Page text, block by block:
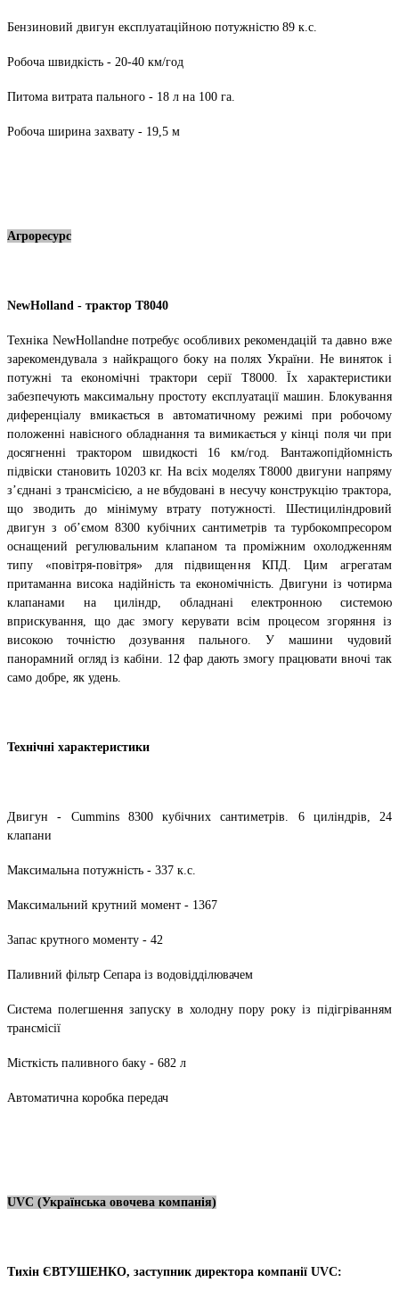
Бензиновий двигун експлуатаційною потужністю 89 к.с.
Робоча швидкість - 20-40 км/год
Питома витрата пального - 18 л на 100 га.
Робоча ширина захвату - 19,5 м
Агроресурс
NewHolland - трактор T8040
Техніка NewHollandне потребує особливих рекомендацій та давно вже
зарекомендувала з найкращого боку на полях України. Не виняток і
потужні та економічні трактори серії Т8000. Їх характеристики
забезпечують максимальну простоту експлуатації машин. Блокування
диференціалу вмикається в автоматичному режимі при робочому
положенні навісного обладнання та вимикається у кінці поля чи при
досягненні трактором швидкості 16 км/год. Вантажопідйомність
підвіски становить 10203 кг. На всіх моделях Т8000 двигуни напряму
з’єднані з трансмісією, а не вбудовані в несучу конструкцію трактора,
що зводить до мінімуму втрату потужності. Шестициліндровий
двигун з об’ємом 8300 кубічних сантиметрів та турбокомпресором
оснащений регулювальним клапаном та проміжним охолодженням
типу «повітря-повітря» для підвищення КПД. Цим агрегатам
притаманна висока надійність та економічність. Двигуни із чотирма
клапанами на циліндр, обладнані електронною системою
вприскування, що дає змогу керувати всім процесом згоряння із
високою точністю дозування пального. У машини чудовий
панорамний огляд із кабіни. 12 фар дають змогу працювати вночі так
само добре, як удень.
Технічні характеристики
Двигун - Cummins 8300 кубічних сантиметрів. 6 циліндрів, 24
клапани
Максимальна потужність - 337 к.с.
Максимальний крутний момент - 1367
Запас крутного моменту - 42
Паливний фільтр Сепара із водовідділювачем
Система полегшення запуску в холодну пору року із підігріванням
трансмісії
Місткість паливного баку - 682 л
Автоматична коробка передач
UVC (Українська овочева компанія)
Тихін ЄВТУШЕНКО, заступник директора компанії UVC: